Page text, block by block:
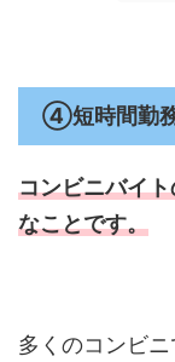
④短時間勤
コンビニバイ
なことです。
多くのコンビ